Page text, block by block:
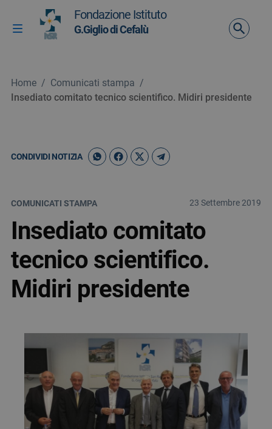
Vai ai contenuti
Vai al menu di navigazione
Vai al footer
Attiva / disattiva la navigazione
Fondazione Istituto
G.Giglio di Cefalù
Home / Comunicati stampa /
Insediato comitato tecnico scientifico. Midiri presidente
CONDIVIDI NOTIZIA
COMUNICATI STAMPA 23 Settembre 2019
Insediato comitato
tecnico scientifico.
Midiri presidente